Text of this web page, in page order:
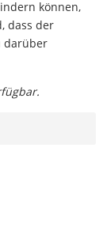
können,
dass der
darüber